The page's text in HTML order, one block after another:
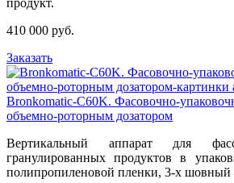
410 000 руб.
Заказать
Bronkomatic-C60K. Фасовочно-
объемно-роторным дозатором
Вертикальный аппарат для
гранулированных продуктов в
полипропиленовой пленки, 3-х шовный